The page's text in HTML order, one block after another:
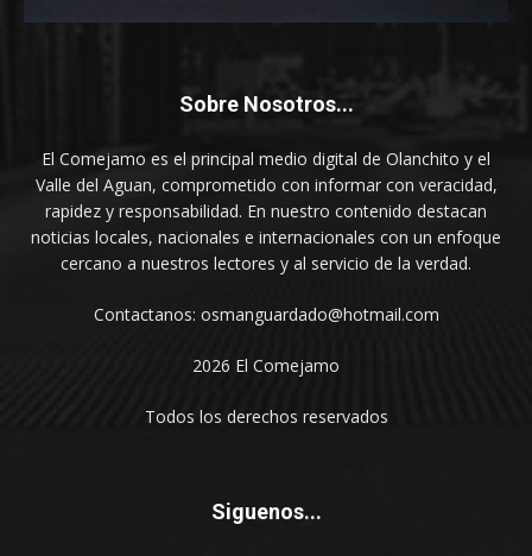
Sobre Nosotros...
El Comejamo es el principal medio digital de Olanchito y el
Valle del Aguan, comprometido con informar con veracidad,
rapidez y responsabilidad. En nuestro contenido destacan
noticias locales, nacionales e internacionales con un enfoque
cercano a nuestros lectores y al servicio de la verdad.
Contactanos: osmanguardado@hotmail.com
2026 El Comejamo
Todos los derechos reservados
Siguenos...